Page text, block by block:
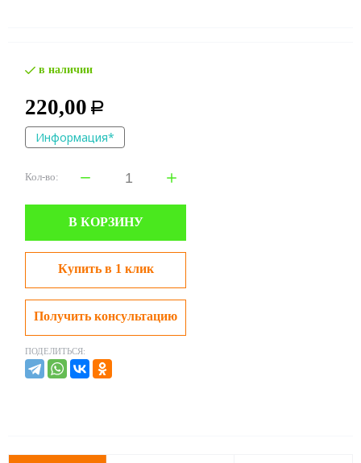
в наличии
220,00 Р
Информация*
Кол-во:
В КОРЗИНУ
Купить в 1 клик
Получить консультацию
ПОДЕЛИТЬСЯ: